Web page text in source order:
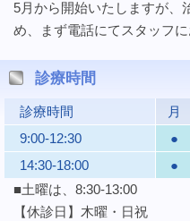
5月から開始いたしますが、
め、まず電話にてスタッフに
診療時間
診療時間 月
9:00-12:30
●
14:30-18:00
●
■土曜は、8:30-13:00
【休診日】木曜・日祝